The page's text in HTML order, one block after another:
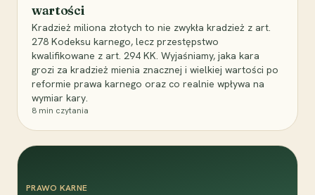
wartości
Kradzież miliona złotych to nie zwykła kradzież z art.
278 Kodeksu karnego, lecz przestępstwo
kwalifikowane z art. 294 KK. Wyjaśniamy, jaka kara
grozi za kradzież mienia znacznej i wielkiej wartości po
reformie prawa karnego oraz co realnie wpływa na
wymiar kary.
8 min czytania
PRAWO KARNE